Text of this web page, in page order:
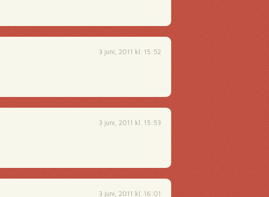
3 juni, 2011 kl. 15:52
3 juni, 2011 kl. 15:53
3 juni, 2011 kl. 16:01